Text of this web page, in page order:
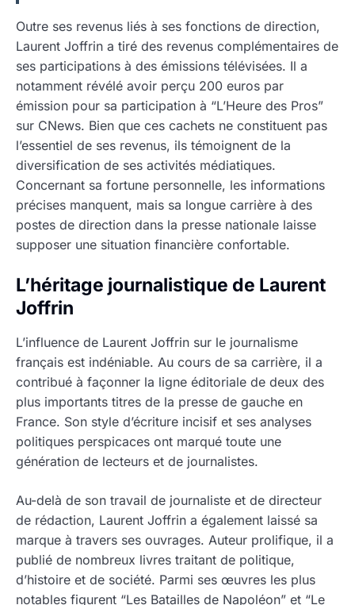
Outre ses revenus liés à ses fonctions de direction,
Laurent Joffrin a tiré des revenus complémentaires de
ses participations à des émissions télévisées. Il a
notamment révélé avoir perçu 200 euros par
émission pour sa participation à “L’Heure des Pros”
sur CNews. Bien que ces cachets ne constituent pas
l’essentiel de ses revenus, ils témoignent de la
diversification de ses activités médiatiques.
Concernant sa fortune personnelle, les informations
précises manquent, mais sa longue carrière à des
postes de direction dans la presse nationale laisse
supposer une situation financière confortable.
L’héritage journalistique de Laurent
Joffrin
L’influence de Laurent Joffrin sur le journalisme
français est indéniable. Au cours de sa carrière, il a
contribué à façonner la ligne éditoriale de deux des
plus importants titres de la presse de gauche en
France. Son style d’écriture incisif et ses analyses
politiques perspicaces ont marqué toute une
génération de lecteurs et de journalistes.
Au-delà de son travail de journaliste et de directeur
de rédaction, Laurent Joffrin a également laissé sa
marque à travers ses ouvrages. Auteur prolifique, il a
publié de nombreux livres traitant de politique,
d’histoire et de société. Parmi ses œuvres les plus
notables figurent “Les Batailles de Napoléon” et “Le